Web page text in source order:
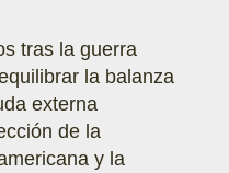
tras la guerra
la balanza
externa
de la
y la